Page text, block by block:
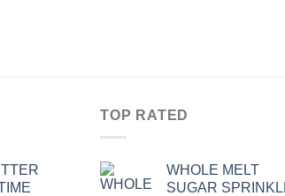
TOP RATED
WHOLE MELT
SUGAR